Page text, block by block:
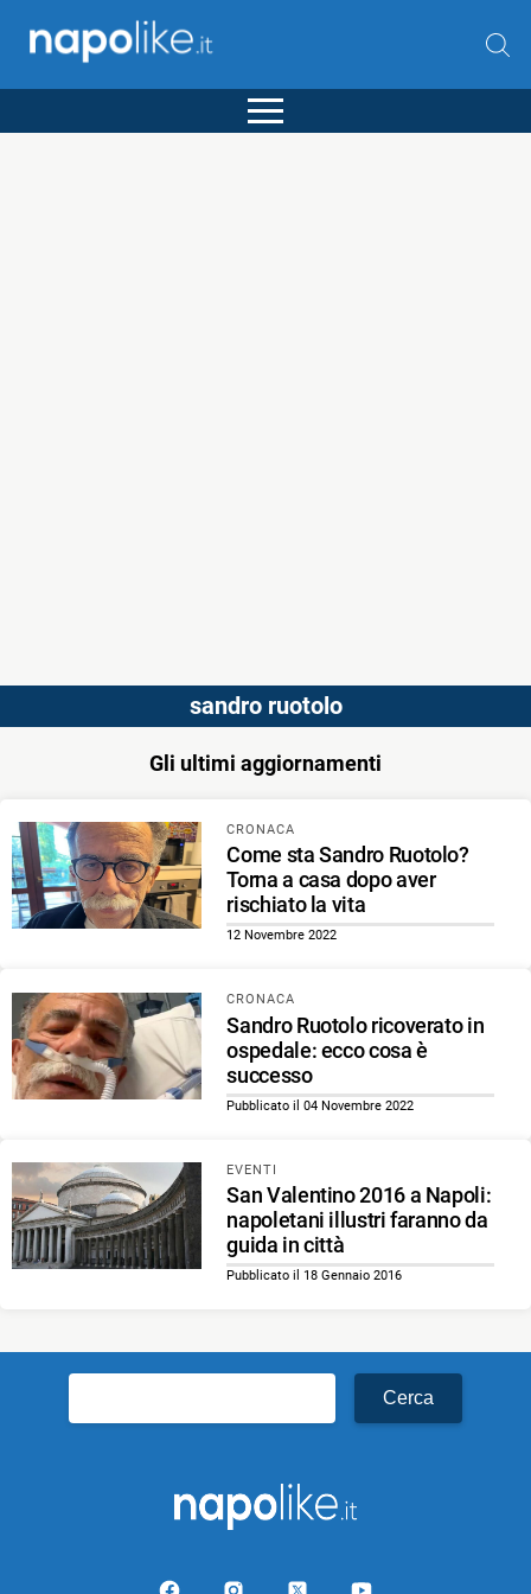
sandro ruotolo
Gli ultimi aggiornamenti
CRONACA
Come sta Sandro Ruotolo?
Torna a casa dopo aver
rischiato la vita
12 Novembre 2022
CRONACA
Sandro Ruotolo ricoverato in
ospedale: ecco cosa è
successo
Pubblicato il 04 Novembre 2022
EVENTI
San Valentino 2016 a Napoli:
napoletani illustri faranno da
guida in città
Pubblicato il 18 Gennaio 2016
per: